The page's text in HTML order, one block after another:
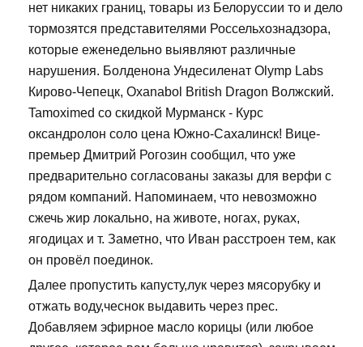
нет никаких границ, товары из Белоруссии то и дело
тормозятся представителями Россельхознадзора,
которые еженедельно выявляют различные
нарушения. Болденона Ундесиленат Olymp Labs
Кирово-Чепецк, Oxanabol British Dragon Волжский.
Tamoximed со скидкой Мурманск - Курс
оксандролон соло цена Южно-Сахалинск! Вице-
премьер Дмитрий Рогозин сообщил, что уже
предварительно согласованы заказы для верфи с
рядом компаний. Напоминаем, что невозможно
сжечь жир локально, на животе, ногах, руках,
ягодицах и т. Заметно, что Иван расстроен тем, как
он провёл поединок.
Далее пропустить капусту,лук через мясорубку и
отжать воду,чеснок выдавить через прес.
Добавляем эфирное масло корицы (или любое